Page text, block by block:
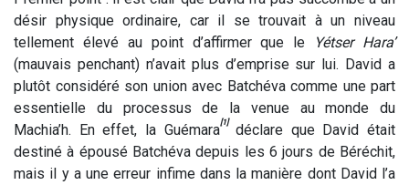
désir physique ordinaire, car il se trouvait à un niveau
tellement élevé au point d’affirmer que le
Yétser Hara’
(mauvais penchant) n’avait plus d’emprise sur lui. David a
plutôt considéré son union avec Batchéva comme une part
essentielle du processus de la venue au monde du
Machia’h. En effet, la Guémara[1]
déclare que David était
destiné à épousé Batchéva depuis les 6 jours de Béréchit,
mais il y a une erreur infime dans la manière dont David l’a